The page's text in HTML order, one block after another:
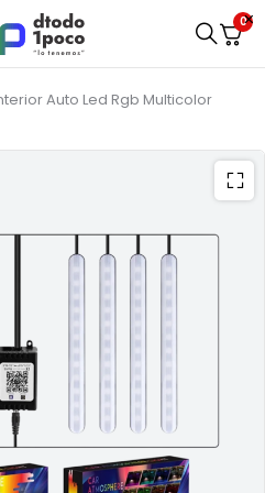
0
Auto Led Rgb Multicolor